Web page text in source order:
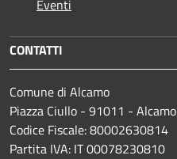
Eventi
CONTATTI
Comune di Alcamo
Piazza Ciullo - 91011 - Alcamo
Codice Fiscale: 80002630814
Partita IVA: IT 00078230810